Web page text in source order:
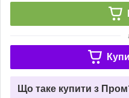
Що таке купити з